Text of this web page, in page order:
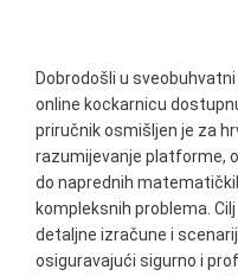
Dobrodošli u
online kockarnicu
priručnik osmišljen je za
razumijevanje platforme,
do naprednih
kompleksnih problema.
detaljne izračune i
osiguravajući sigurno i